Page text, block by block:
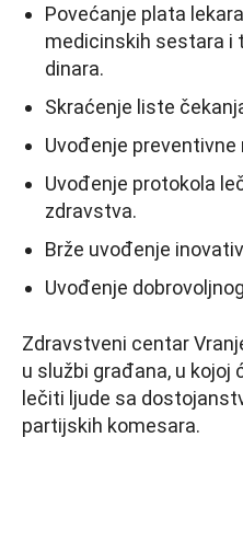
Povećanje plata
medicinskih sestara i
dinara.
Skraćenje liste
Uvođenje preventivne
Uvođenje protokola
zdravstva.
Brže uvođenje
Uvođenje
Zdravstveni centar
u službi građana, u kojoj
lečiti ljude sa
partijskih komesara.